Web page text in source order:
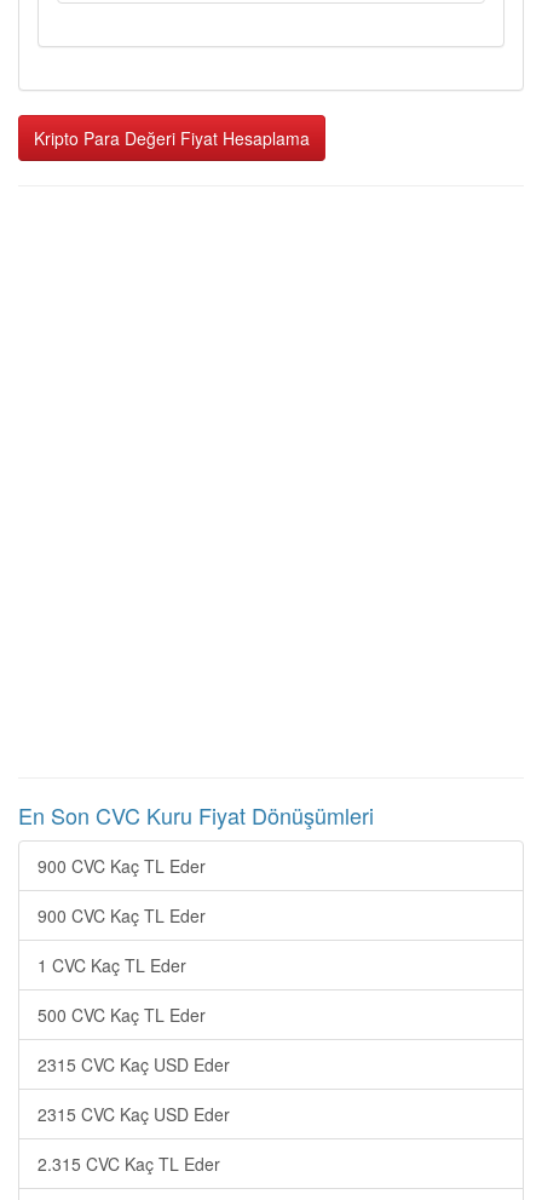
Kripto Para Değeri Fiyat Hesaplama
En Son CVC Kuru Fiyat Dönüşümleri
900 CVC Kaç TL Eder
900 CVC Kaç TL Eder
1 CVC Kaç TL Eder
500 CVC Kaç TL Eder
2315 CVC Kaç USD Eder
2315 CVC Kaç USD Eder
2.315 CVC Kaç TL Eder